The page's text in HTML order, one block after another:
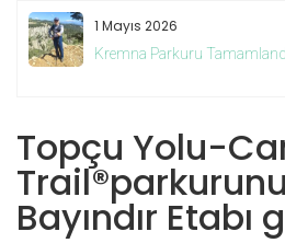
1 Mayıs 2026
Kremna Parkuru
Topçu Yolu-
Bayındır Etabı